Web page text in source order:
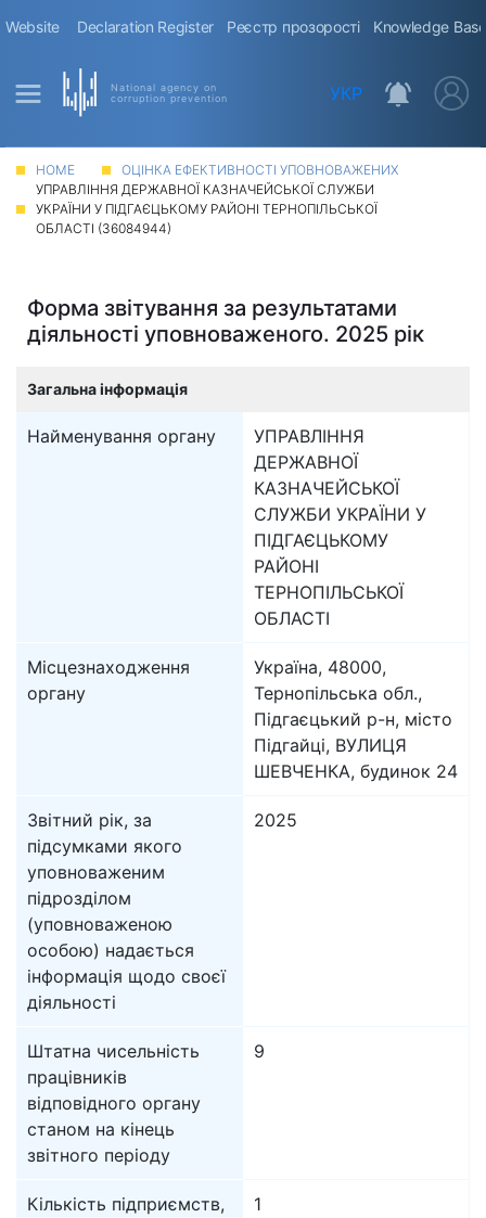
Website Declaration Register Реєстр прозорості Knowledge Base
National agency on
corruption prevention
УКР
HOME
ОЦІНКА ЕФЕКТИВНОСТІ УПОВНОВАЖЕНИХ
УПРАВЛІННЯ ДЕРЖАВНОЇ КАЗНАЧЕЙСЬКОЇ СЛУЖБИ
УКРАЇНИ У ПІДГАЄЦЬКОМУ РАЙОНІ ТЕРНОПІЛЬСЬКОЇ
ОБЛАСТІ (36084944)
Форма звітування за результатами
діяльності уповноваженого. 2025 рік
Загальна інформація
Найменування органу
УПРАВЛІННЯ
ДЕРЖАВНОЇ
КАЗНАЧЕЙСЬКОЇ
СЛУЖБИ УКРАЇНИ У
ПІДГАЄЦЬКОМУ
РАЙОНІ
ТЕРНОПІЛЬСЬКОЇ
ОБЛАСТІ
Місцезнаходження
органу
Україна, 48000,
Тернопільська обл.,
Підгаєцький р-н, місто
Підгайці, ВУЛИЦЯ
ШЕВЧЕНКА, будинок 24
Звітний рік, за
підсумками якого
уповноваженим
підрозділом
(уповноваженою
особою) надається
інформація щодо своєї
діяльності
2025
Штатна чисельність
працівників
відповідного органу
станом на кінець
звітного періоду
9
Кількість підприємств,
1